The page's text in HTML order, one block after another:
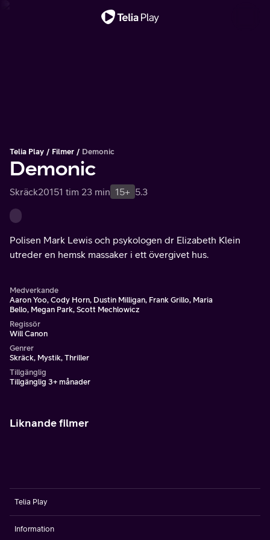
Telia Play Filmer Demonic
Demonic
Skräck20151 tim 23 min 15+ 5.3
Polisen Mark Lewis och psykologen dr Elizabeth Klein
utreder en hemsk massaker i ett övergivet hus.
Medverkande
Aaron Yoo, Cody Horn, Dustin Milligan, Frank Grillo, Maria
Bello, Megan Park, Scott Mechlowicz
Regissör
Will Canon
Genrer
Skräck, Mystik, Thriller
Tillgänglig
Tillgänglig 3+ månader
Liknande filmer
Telia Play
Information